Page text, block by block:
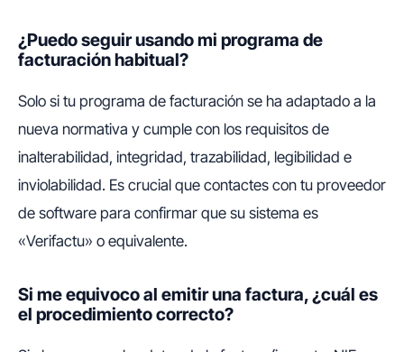
¿Puedo seguir usando mi programa de
facturación habitual?
Solo si tu programa de facturación se ha adaptado a la
nueva normativa y cumple con los requisitos de
inalterabilidad, integridad, trazabilidad, legibilidad e
inviolabilidad. Es crucial que contactes con tu proveedor
de software para confirmar que su sistema es
«Verifactu» o equivalente.
Si me equivoco al emitir una factura, ¿cuál es
el procedimiento correcto?